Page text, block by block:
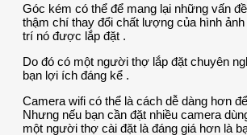
Góc kém có thể để mang lại những vấn
thậm chí thay đổi chất lượng của hình
trí nó được lắp đặt .
Do đó có một người thợ lắp đặt chuyên
bạn lợi ích đáng kể .
Camera wifi có thể là cách dễ dàng hơn
Nhưng nếu bạn cần đặt nhiều camera
một người thợ cài đặt là đáng giá hơn là